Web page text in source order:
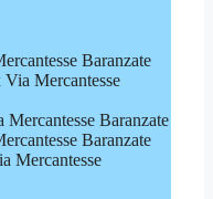
Baranzate
Mercantesse
Baranzate
Baranzate
Mercantesse